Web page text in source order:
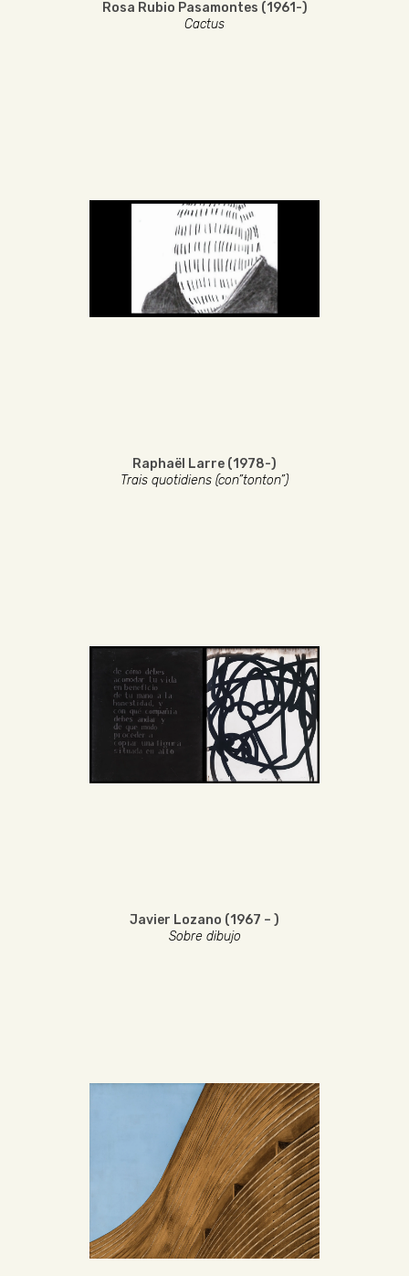
Rosa Rubio Pasamontes (1961-)
Cactus
Raphaël Larre (1978-)
Trais quotidiens (con”tonton”)
Javier Lozano (1967 – )
Sobre dibujo